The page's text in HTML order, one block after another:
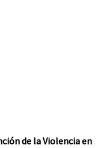
de la Violencia en